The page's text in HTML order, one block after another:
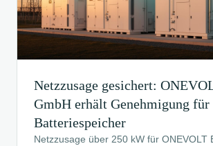
Netzzusage gesichert:
GmbH erhält Genehmigung
Batteriespeicher
Netzzusage über 250 kW für ONEVOLT